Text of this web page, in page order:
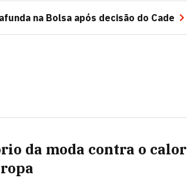
na Bolsa após decisão do Cade
da moda contra o calor